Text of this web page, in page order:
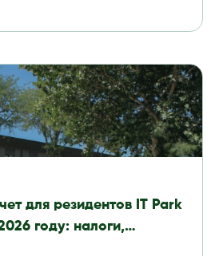
для резидентов IT Park
году: налоги,